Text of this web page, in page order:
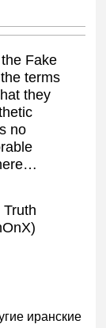
Fake
terms
they
no
иранские